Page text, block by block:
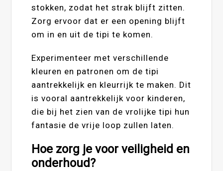
stokken, zodat het strak blijft zitten.
Zorg ervoor dat er een opening blijft
om in en uit de tipi te komen.
Experimenteer met verschillende
kleuren en patronen om de tipi
aantrekkelijk en kleurrijk te maken. Dit
is vooral aantrekkelijk voor kinderen,
die bij het zien van de vrolijke tipi hun
fantasie de vrije loop zullen laten.
Hoe zorg je voor veiligheid en
onderhoud?